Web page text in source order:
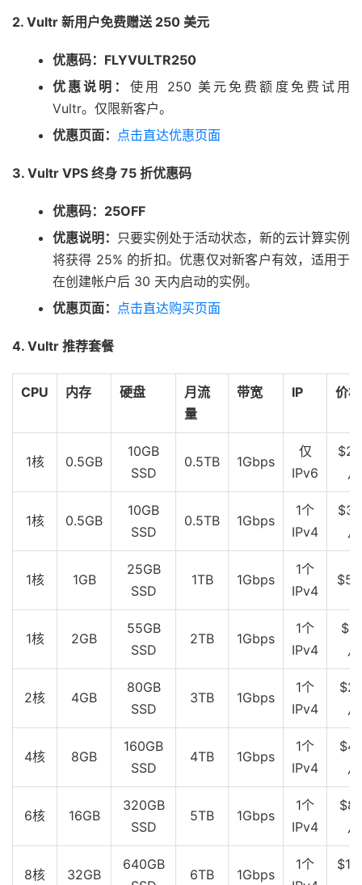
2. Vultr 新用户免费赠送 250 美元
优惠码：FLYVULTR250
优惠说明： 使用 250 美元免费额度免费试用
Vultr。仅限新客户。
优惠页面： 点击直达优惠页面
3. Vultr VPS 终身 75 折优惠码
优惠码：25OFF
优惠说明： 只要实例处于活动状态，新的云计算实例
将获得 25% 的折扣。优惠仅对新客户有效，适用于
在创建帐户后 30 天内启动的实例。
优惠页面： 点击直达购买页面
4. Vultr 推荐套餐
CPU 内存 硬盘
月流
量
带宽 IP 价格
1核 0.5GB
10GB
SSD
0.5TB 1Gbps
仅
IPv6
月
1核 0.5GB
10GB
SSD
0.5TB 1Gbps
1个
IPv4
月
1核 1GB
25GB
SSD
1TB 1Gbps
1个
IPv4
$5/
1核 2GB
55GB
SSD
2TB 1Gbps
1个
IPv4
月
2核 4GB
80GB
SSD
3TB 1Gbps
1个
IPv4
月
4核 8GB
160GB
SSD
4TB 1Gbps
1个
IPv4
月
6核 16GB
320GB
SSD
5TB 1Gbps
1个
IPv4
月
8核 32GB
640GB
6TB 1Gbps
1个